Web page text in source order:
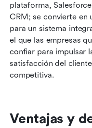
plataforma,
CRM; se convierte en
para un sistema
el que las empresas
confiar para impulsar
satisfacción del
competitiva.
Ventajas y